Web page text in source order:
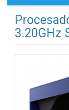
3.20GHz